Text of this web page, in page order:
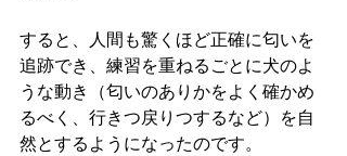
すると、人間も驚くほど正確に匂いを
追跡でき、練習を重ねるごとに犬のよ
うな動き（匂いのありかをよく確かめ
るべく、行きつ戻りつするなど）を自
然とするようになったのです。